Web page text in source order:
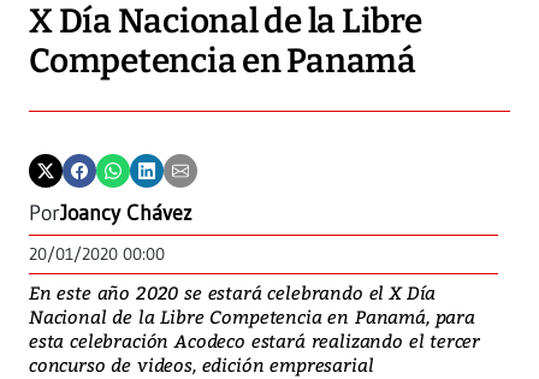
X Día Nacional de la Libre
Competencia en Panamá
PorJoancy Chávez
20/01/2020 00:00
En este año 2020 se estará celebrando el X Día
Nacional de la Libre Competencia en Panamá, para
esta celebración Acodeco estará realizando el tercer
concurso de videos, edición empresarial